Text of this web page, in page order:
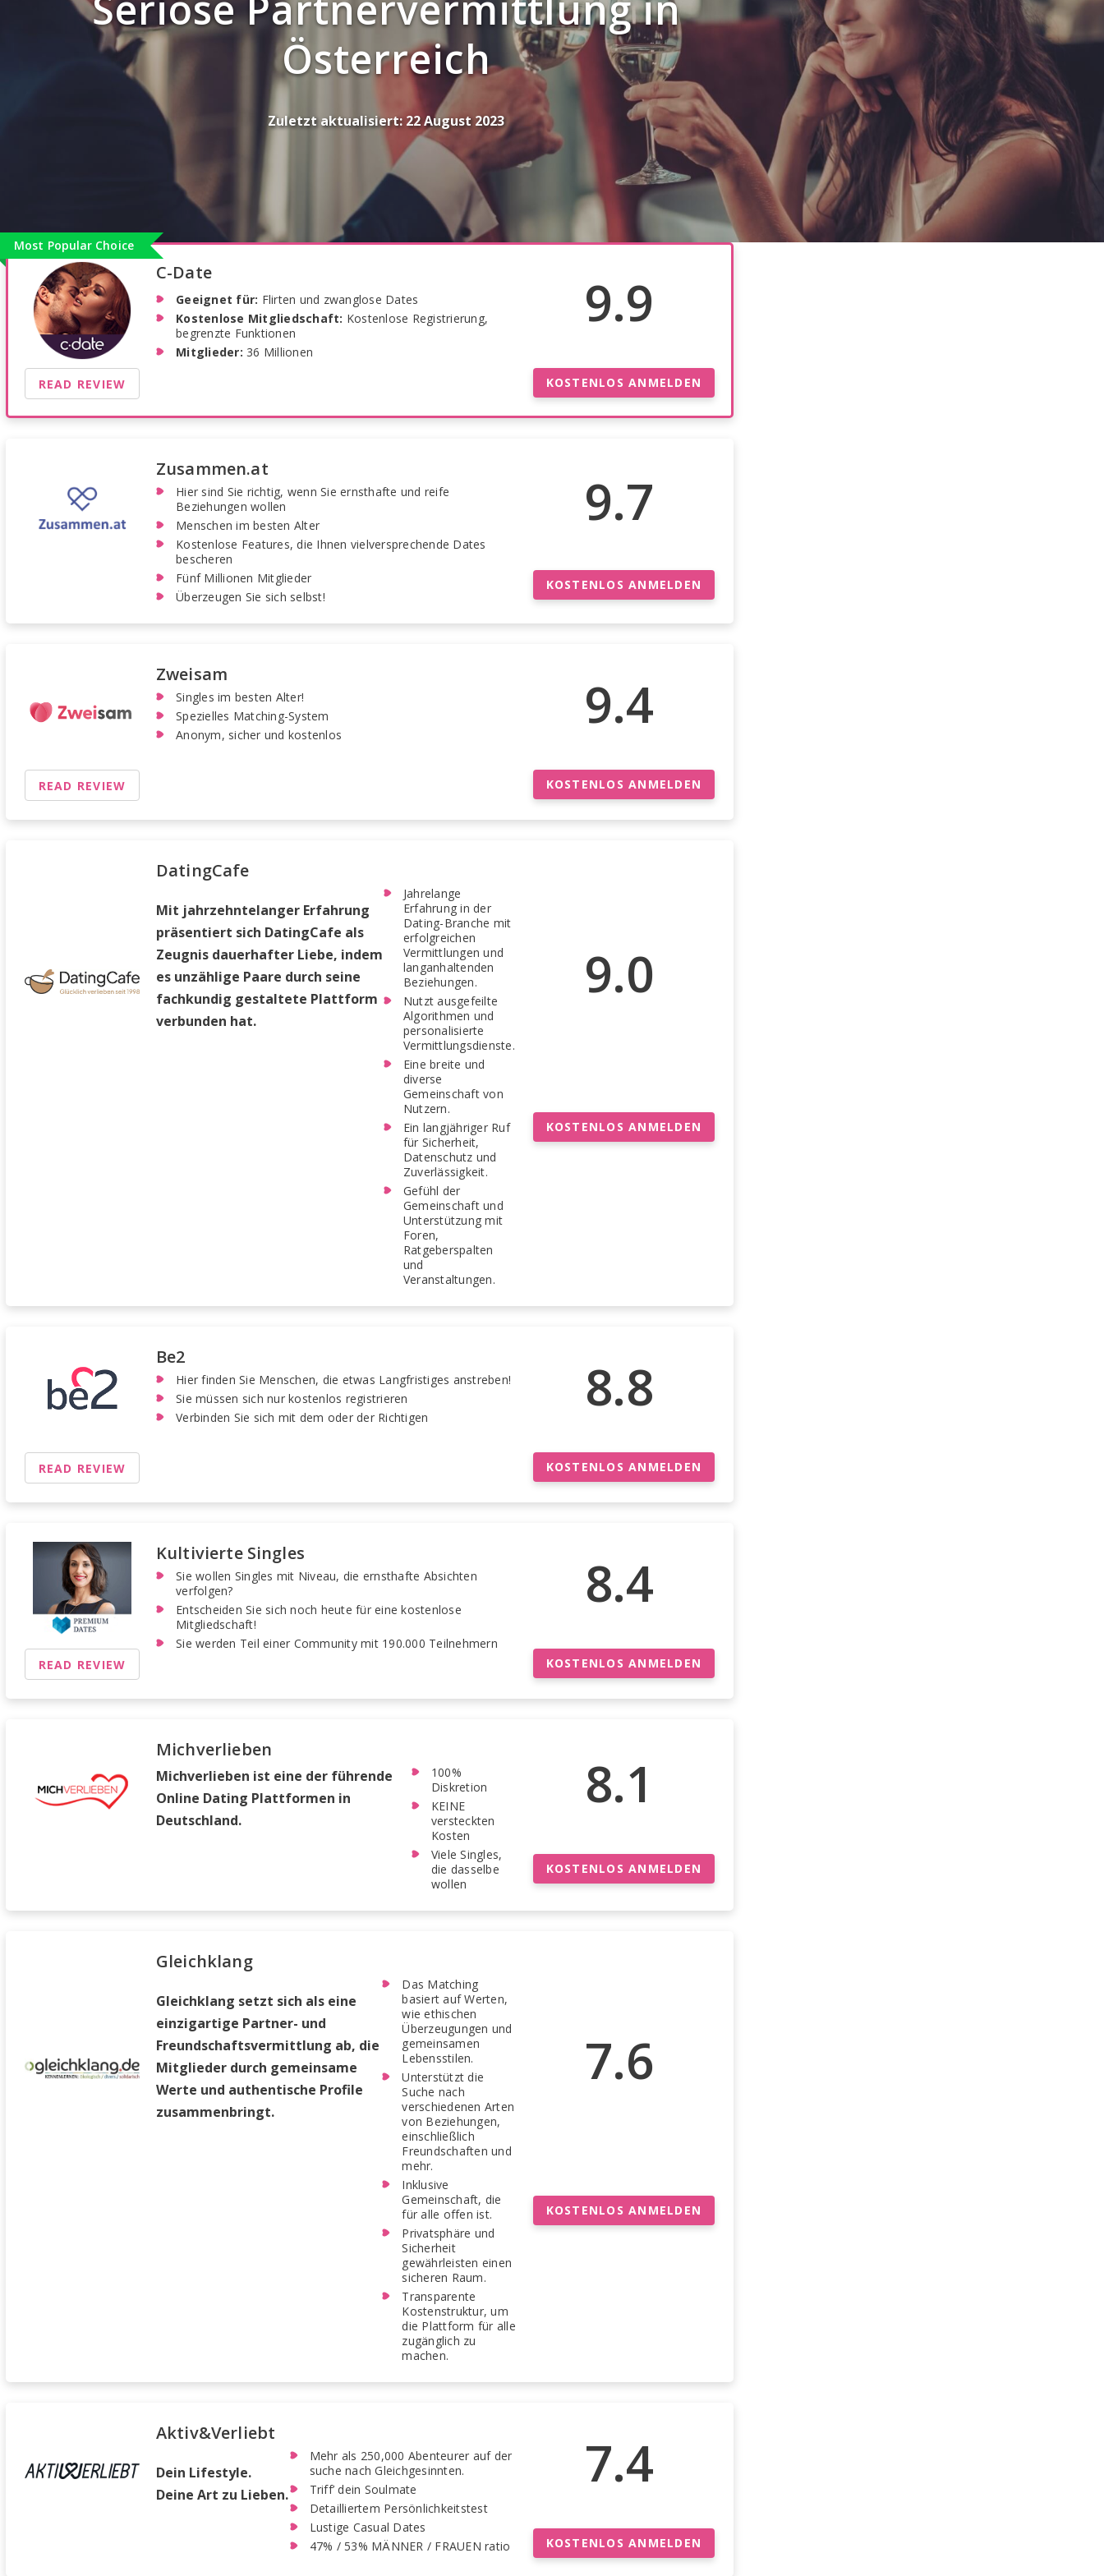
Österreich
Zuletzt aktualisiert:22 August 2023
Most Popular Choice
9.9
C-Date
Geeignet für: Flirten und zwanglose Dates
Kostenlose Mitgliedschaft: Kostenlose Registrierung,
begrenzte Funktionen
Mitglieder: 36 Millionen
READ REVIEW KOSTENLOS ANMELDEN
9.7
Zusammen.at
Hier sind Sie richtig, wenn Sie ernsthafte und reife
Beziehungen wollen
Menschen im besten Alter
Kostenlose Features, die Ihnen vielversprechende Dates
bescheren
Fünf Millionen Mitglieder
Überzeugen Sie sich selbst!
KOSTENLOS ANMELDEN
9.4
Zweisam
Singles im besten Alter!
Spezielles Matching-System
Anonym, sicher und kostenlos
READ REVIEW KOSTENLOS ANMELDEN
9.0
DatingCafe
Mit jahrzehntelanger Erfahrung
präsentiert sich DatingCafe als
Zeugnis dauerhafter Liebe, indem
es unzählige Paare durch seine
fachkundig gestaltete Plattform
verbunden hat.
Jahrelange
Erfahrung in der
Dating-Branche mit
erfolgreichen
Vermittlungen und
langanhaltenden
Beziehungen.
Nutzt ausgefeilte
Algorithmen und
personalisierte
Vermittlungsdienste.
Eine breite und
diverse
Gemeinschaft von
Nutzern.
Ein langjähriger Ruf
für Sicherheit,
Datenschutz und
Zuverlässigkeit.
Gefühl der
Gemeinschaft und
Unterstützung mit
Foren,
Ratgeberspalten
und
Veranstaltungen.
KOSTENLOS ANMELDEN
8.8
Be2
Hier finden Sie Menschen, die etwas Langfristiges anstreben!
Sie müssen sich nur kostenlos registrieren
Verbinden Sie sich mit dem oder der Richtigen
READ REVIEW KOSTENLOS ANMELDEN
8.4
Kultivierte Singles
Sie wollen Singles mit Niveau, die ernsthafte Absichten
verfolgen?
Entscheiden Sie sich noch heute für eine kostenlose
Mitgliedschaft!
Sie werden Teil einer Community mit 190.000 Teilnehmern
READ REVIEW
KOSTENLOS ANMELDEN
8.1
Michverlieben
Michverlieben ist eine der führende
Online Dating Plattformen in
Deutschland.
100%
Diskretion
KEINE
versteckten
Kosten
Viele Singles,
die dasselbe
wollen
KOSTENLOS ANMELDEN
7.6
Gleichklang
Gleichklang setzt sich als eine
einzigartige Partner- und
Freundschaftsvermittlung ab, die
Mitglieder durch gemeinsame
Werte und authentische Profile
zusammenbringt.
Das Matching
basiert auf Werten,
wie ethischen
Überzeugungen und
gemeinsamen
Lebensstilen.
Unterstützt die
Suche nach
verschiedenen Arten
von Beziehungen,
einschließlich
Freundschaften und
mehr.
Inklusive
Gemeinschaft, die
für alle offen ist.
Privatsphäre und
Sicherheit
gewährleisten einen
sicheren Raum.
Transparente
Kostenstruktur, um
die Plattform für alle
zugänglich zu
machen.
KOSTENLOS ANMELDEN
7.4
Aktiv&Verliebt
Dein Lifestyle.
Deine Art zu Lieben.
Mehr als 250,000 Abenteurer auf der
suche nach Gleichgesinnten.
Triff’ dein Soulmate
Detailliertem Persönlichkeitstest
Lustige Casual Dates
47% / 53% MÄNNER / FRAUEN ratio
KOSTENLOS ANMELDEN